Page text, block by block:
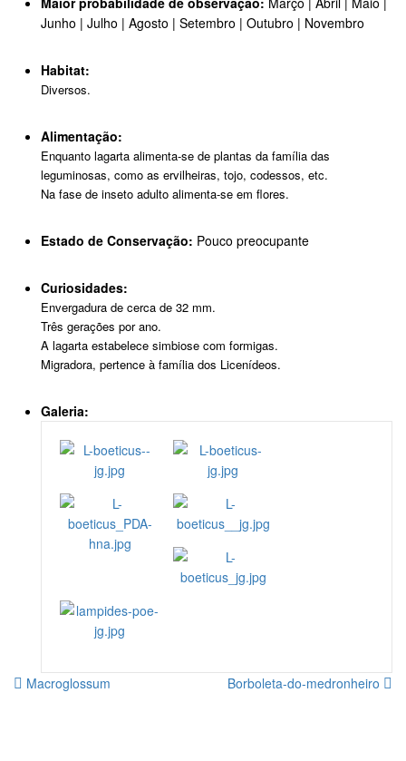
Junho | Julho | Agosto | Setembro | Outubro | Novembro
Habitat:
Diversos.
Alimentação:
Enquanto lagarta alimenta-se de plantas da família das
leguminosas, como as ervilheiras, tojo, codessos, etc.
Na fase de inseto adulto alimenta-se em flores.
Estado de Conservação: Pouco preocupante
Curiosidades:
Envergadura de cerca de 32 mm.
Três gerações por ano.
A lagarta estabelece simbiose com formigas.
Migradora, pertence à família dos Licenídeos.
Galeria:
Macroglossum Borboleta-do-medronheiro